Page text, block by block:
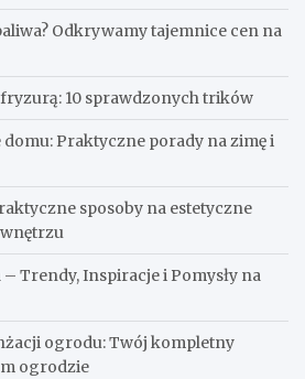
Odkrywamy tajemnice cen na
10 sprawdzonych trików
domu: Praktyczne porady na zimę i
sposoby na estetyczne
Trendy, Inspiracje i Pomysły na
ogrodu: Twój kompletny
ogrodzie